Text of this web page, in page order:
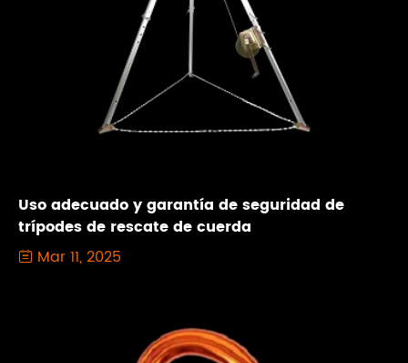
Uso adecuado y garantía de seguridad de
trípodes de rescate de cuerda
 Mar 11, 2025